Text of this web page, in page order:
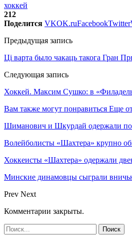
хоккей
212
Поделится VKOK.ruFacebookTwitter
Предыдущая запись
Ці варта было чакаць такога Гран
Следующая запись
Хоккей. Максим Сушко: в
Вам также могут понравиться Еще
Шиманович и Шкурдай одержали
Волейболисты «Шахтера» крупно
Хоккеисты «Шахтера» одержали
Минские динамовцы сыграли
Prev Next
Комментарии закрыты.